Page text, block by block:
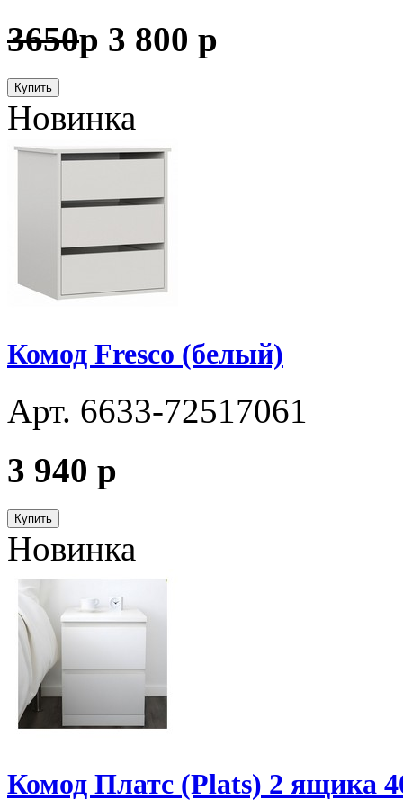
3650p 3 800 p
Купить
Новинка
Комод Fresco (белый)
Арт. 6633-72517061
3 940 p
Купить
Новинка
Комод Платс (Plats) 2 ящика